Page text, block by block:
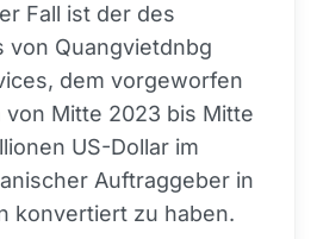
Fall ist der des
von Quangvietdnbg
dem vorgeworfen
von Mitte 2023 bis Mitte
US-Dollar im
Auftraggeber in
konvertiert zu haben.